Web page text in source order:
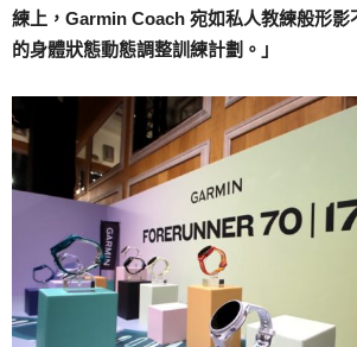
練上，Garmin Coach 宛如私人教練般形影
的身體狀態動態調整訓練計劃。」